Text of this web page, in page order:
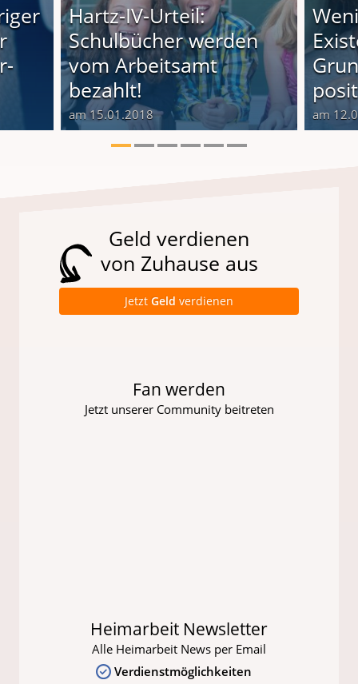
Hartz-IV-Urteil:
Schulbücher werden
vom Arbeitsamt
bezahlt!
am 15.01.2018 am
Geld verdienen
von Zuhause aus
Jetzt Geld verdienen
Fan werden
Jetzt unserer Community beitreten
Heimarbeit Newsletter
Alle Heimarbeit News per Email
Verdienstmöglichkeiten